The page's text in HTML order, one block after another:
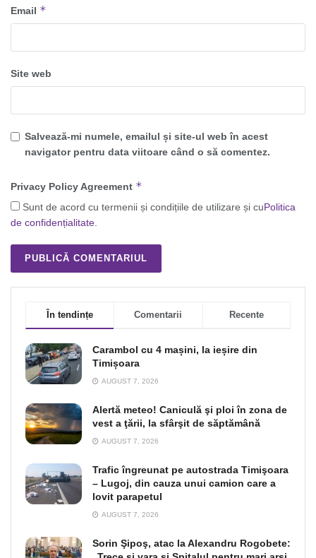
Email *
Site web
Salvează-mi numele, emailul și site-ul web în acest
navigator pentru data viitoare când o să comentez.
Privacy Policy Agreement *
Sunt de acord cu termenii și condițiile de utilizare și cuPolitica
de confidențialitate.
În tendințe Comentarii Recente
Carambol cu 4 mașini, la ieșire din
Timișoara
AUGUST 7, 2026
Alertă meteo! Caniculă şi ploi în zona de
vest a ţării, la sfârşit de săptămână
AUGUST 7, 2026
Trafic îngreunat pe autostrada Timişoara
– Lugoj, din cauza unui camion care a
lovit parapetul
AUGUST 7, 2026
Sorin Şipoş, atac la Alexandru Rogobete: